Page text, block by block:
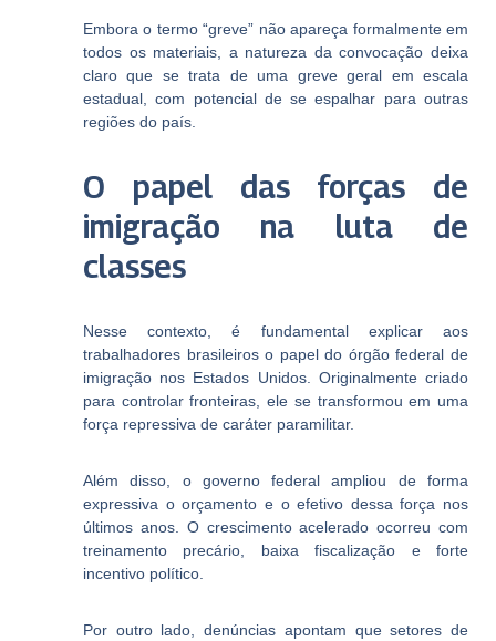
Embora o termo “greve” não apareça formalmente em
todos os materiais, a natureza da convocação deixa
claro que se trata de uma greve geral em escala
estadual, com potencial de se espalhar para outras
regiões do país.
O papel das forças de
imigração na luta de
classes
Nesse contexto, é fundamental explicar aos
trabalhadores brasileiros o papel do órgão federal de
imigração nos Estados Unidos. Originalmente criado
para controlar fronteiras, ele se transformou em uma
força repressiva de caráter paramilitar.
Além disso, o governo federal ampliou de forma
expressiva o orçamento e o efetivo dessa força nos
últimos anos. O crescimento acelerado ocorreu com
treinamento precário, baixa fiscalização e forte
incentivo político.
Por outro lado, denúncias apontam que setores de